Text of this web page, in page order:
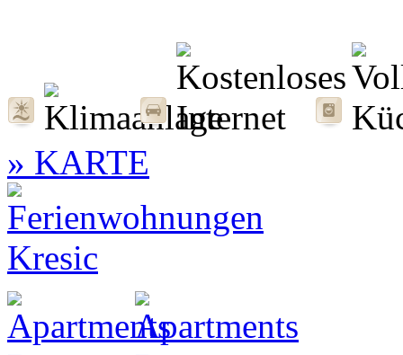
» KARTE